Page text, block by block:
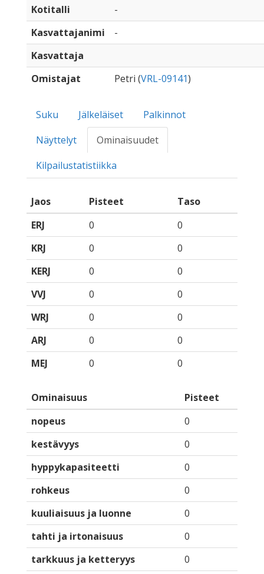
Kotitalli
-
Kasvattajanimi
-
Kasvattaja
Omistajat
Petri (VRL-09141)
Suku Jälkeläiset
Palkinnot
Näyttelyt
Ominaisuudet
Kilpailustatistiikka
Jaos Pisteet
Taso
ERJ
0
0
KRJ
0
0
KERJ
0
0
VVJ
0
0
WRJ
0
0
ARJ
0
0
MEJ
0 0
Ominaisuus
Pisteet
nopeus
0
kestävyys
0
hyppykapasiteetti
0
rohkeus
0
kuuliaisuus ja luonne
0
tahti ja irtonaisuus
0
tarkkuus ja ketteryys
0